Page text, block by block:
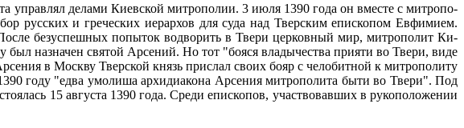
управ­лял де­ла­ми Ки­ев­ской мит­ро­по­лии. 3 июля 1390 го­да он вме­сте с мит­ро­по­
рус­ских и гре­че­ских иерар­хов для су­да над Твер­ским епи­ско­пом Ев­фи­ми­ем.
без­успеш­ных по­пы­ток во­дво­рить в Тве­ри цер­ков­ный мир, мит­ро­по­лит Ки­
на­зна­чен свя­той Ар­се­ний. Но тот "бо­я­ся вла­ды­че­ства при­я­ти во Тве­ри, ви­де
в Моск­ву Твер­ской князь при­слал сво­их бо­яр с че­ло­бит­ной к мит­ро­по­ли­ту
го­ду "ед­ва умо­ли­ша ар­хи­ди­а­ко­на Ар­се­ния мит­ро­по­ли­та бы­ти во Тве­ри". Под
15 ав­гу­ста 1390 го­да. Сре­ди епи­ско­пов, участ­во­вав­ших в ру­ко­по­ло­же­нии